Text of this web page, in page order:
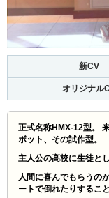
新CV
オリジナル
正式名称HMX-12型。
ボット、その試作型。
主人公の高校に生徒と
人間に喜んでもらうの
ートで倒れたりするこ